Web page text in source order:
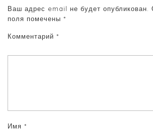
Ваш адрес email не будет опубликован.
поля помечены *
Комментарий *
Имя *